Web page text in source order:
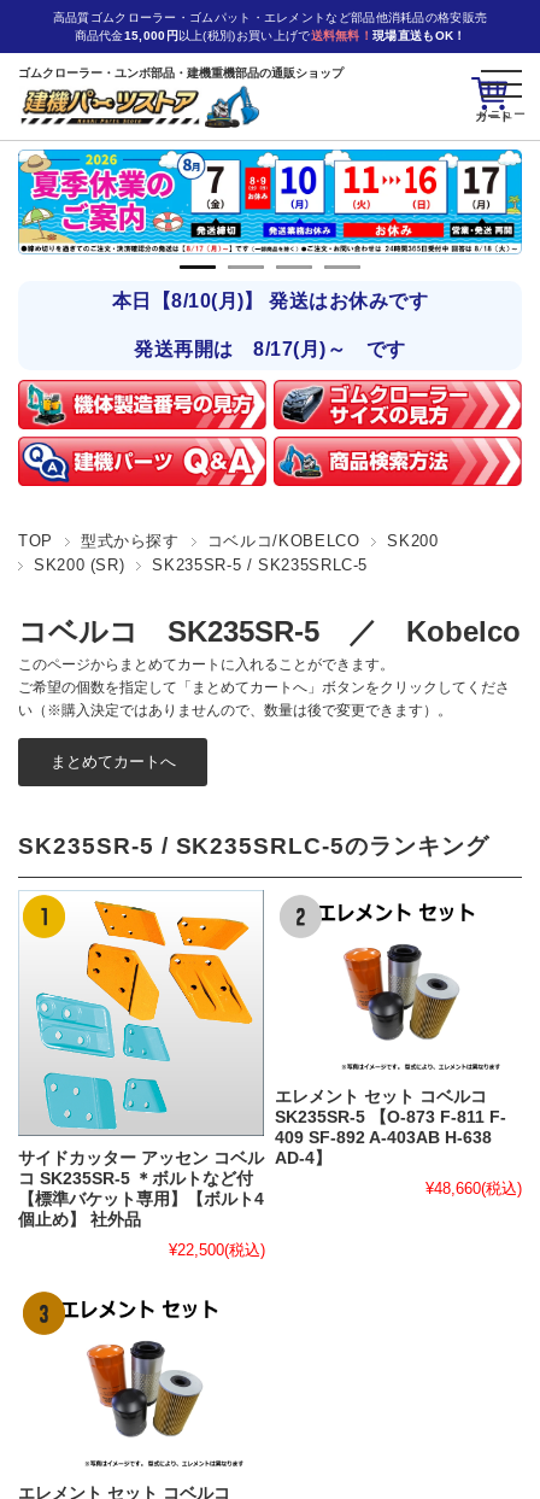
カート
高品質ゴムクローラー・ゴムパット・エレメントなど部品他消耗品の格安販売
商品代金15,000円 以上(税別)お買い上げで送料無料！ 現場直送もOK！
ゴムクローラー・ユンボ部品・建機重機部品の通販ショップ
本日【8/10(月)】 発送はお休みです
発送再開は 8/17(月)～ です
TOP 型式から探す コベルコ/KOBELCO
SK200
SK200 (SR)
SK235SR-5 / SK235SRLC-5
コベルコ SK235SR-5 ／ Kobelco
このページからまとめてカートに入れることができます。
ご希望の個数を指定して「まとめてカートへ」ボタンをクリックしてくださ
い（※購入決定ではありませんので、数量は後で変更できます）。
SK235SR-5 / SK235SRLC-5のランキング
サイドカッター アッセン コベル
コ SK235SR-5 ＊ボルトなど付
【標準バケット専用】【ボルト4
個止め】 社外品
¥22,500(税込)
エレメント セット コベルコ
SK235SR-5 【O-873 F-811 F-
409 SF-892 A-403AB H-638
AD-4】
¥48,660(税込)
エレメント セット コベルコ